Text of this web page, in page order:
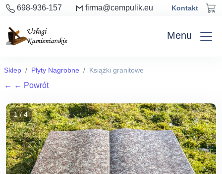
698-936-157 firma@cempulik.eu Kontakt
Menu
Sklep Płyty Nagrobne Książki granitowe
← ← Powrót
1 / 4